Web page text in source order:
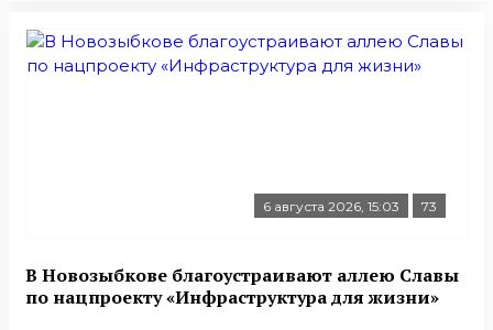
6 августа 2026, 15:03 73
В Новозыбкове благоустраивают аллею Славы
по нацпроекту «Инфраструктура для жизни»